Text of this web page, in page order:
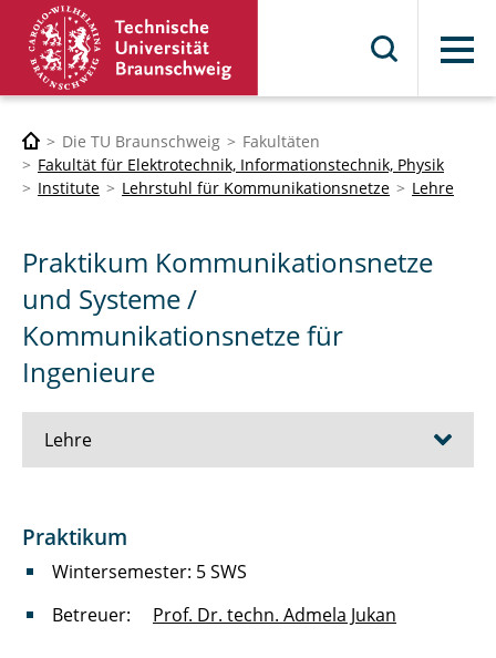
Menü
Die TU Braunschweig
Fakultäten
Fakultät für Elektrotechnik, Informationstechnik, Physik
Institute
Lehrstuhl für Kommunikationsnetze Lehre
Praktikum Kommunikationsnetze
und Systeme /
Kommunikationsnetze für
Ingenieure
Lehre
(IT4Good)
Kommunikationsnetzen
Praktikum
Wintersemester: 5 SWS
Betreuer: Prof. Dr. techn. Admela Jukan